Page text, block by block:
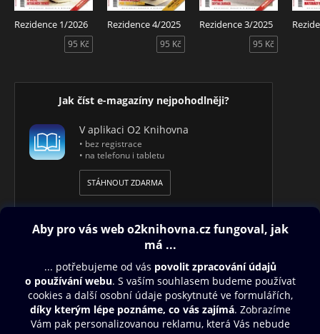
Rezidence 1/2026
95 Kč
Rezidence 4/2025
95 Kč
Rezidence 3/2025
95 Kč
Jak číst e-magazíny nejpohodlněji?
V aplikaci O2 Knihovna
• bez registrace
• na telefonu i tabletu
STÁHNOUT ZDARMA
Obsah ke stažení
Moje O2 Knihovna